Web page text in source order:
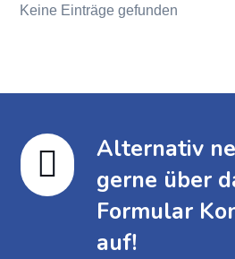
Keine Einträge gefunden

Alternativ
gerne über
Formular
auf!